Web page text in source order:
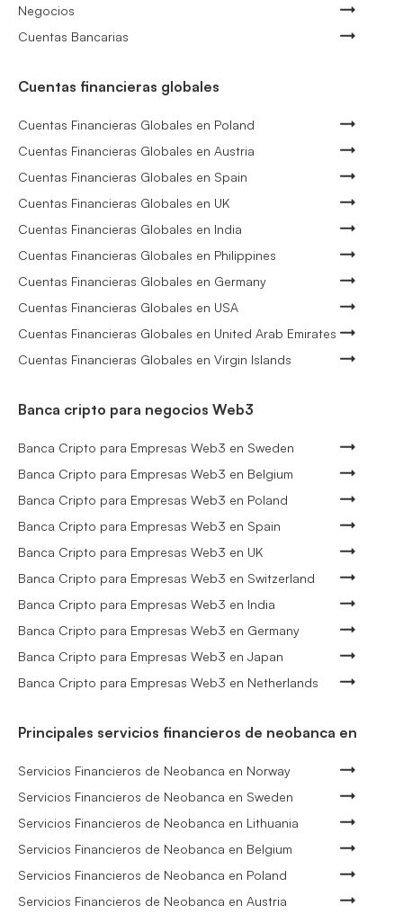
Negocios
Cuentas Bancarias
Cuentas financieras globales
Cuentas Financieras Globales en Poland
Cuentas Financieras Globales en Austria
Cuentas Financieras Globales en Spain
Cuentas Financieras Globales en UK
Cuentas Financieras Globales en India
Cuentas Financieras Globales en Philippines
Cuentas Financieras Globales en Germany
Cuentas Financieras Globales en USA
Cuentas Financieras Globales en United Arab Emirates
Cuentas Financieras Globales en Virgin Islands
Banca cripto para negocios Web3
Banca Cripto para Empresas Web3 en Sweden
Banca Cripto para Empresas Web3 en Belgium
Banca Cripto para Empresas Web3 en Poland
Banca Cripto para Empresas Web3 en Spain
Banca Cripto para Empresas Web3 en UK
Banca Cripto para Empresas Web3 en Switzerland
Banca Cripto para Empresas Web3 en India
Banca Cripto para Empresas Web3 en Germany
Banca Cripto para Empresas Web3 en Japan
Banca Cripto para Empresas Web3 en Netherlands
Principales servicios financieros de neobanca en
Servicios Financieros de Neobanca en Norway
Servicios Financieros de Neobanca en Sweden
Servicios Financieros de Neobanca en Lithuania
Servicios Financieros de Neobanca en Belgium
Servicios Financieros de Neobanca en Poland
Servicios Financieros de Neobanca en Austria